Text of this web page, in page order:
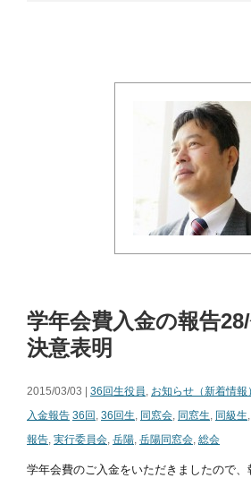
学年会費入金の報告
決意表明
2015/03/03 | 36回生役員, お知らせ（新着情報）
入金報告 36回 , 36回生, 同窓会, 同窓生, 同級生,
報告, 実行委員会, 岳陽, 岳陽同窓会, 総会
学年会費のご入金をいただきましたので、